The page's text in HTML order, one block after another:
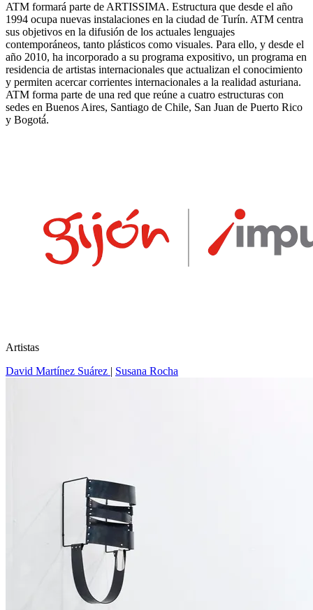
ATM formará parte de ARTISSIMA. Estructura que desde el año
1994 ocupa nuevas instalaciones en la ciudad de Turín. ATM centra
sus objetivos en la difusión de los actuales lenguajes
contemporáneos, tanto plásticos como visuales. Para ello, y desde el
año 2010, ha incorporado a su programa expositivo, un programa en
residencia de artistas internacionales que actualizan el conocimiento
y permiten acercar corrientes internacionales a la realidad asturiana.
ATM forma parte de una red que reúne a cuatro estructuras con
sedes en Buenos Aires, Santiago de Chile, San Juan de Puerto Rico
y Bogotá́.
Artistas
David Martínez Suárez | Susana Rocha